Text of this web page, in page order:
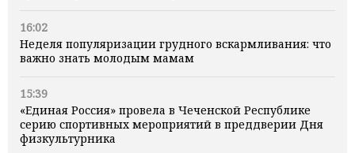
16:02
Неделя популяризации грудного вскармливания: что
важно знать молодым мамам
15:39
«Единая Россия» провела в Чеченской Республике
серию спортивных мероприятий в преддверии Дня
физкультурника